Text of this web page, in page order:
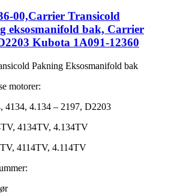
00,Carrier Transicold
eksosmanifold bak, Carrier
Kubota 1A091-12360
Pakning Eksosmanifold bak
motorer:
4134, 4.134 – 2197, D2203
4134TV, 4.134TV
4114TV, 4.114TV